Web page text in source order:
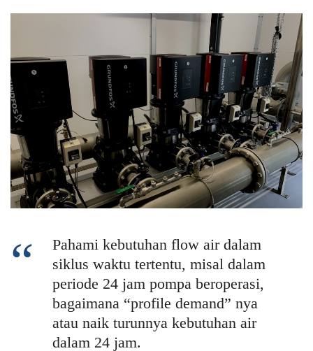
Pahami kebutuhan flow air dalam
siklus waktu tertentu, misal dalam
periode 24 jam pompa beroperasi,
bagaimana “profile demand” nya
atau naik turunnya kebutuhan air
dalam 24 jam.